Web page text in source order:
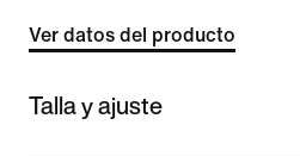
Ver datos del producto
Talla y ajuste